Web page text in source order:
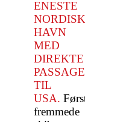
ENESTE
NORDISKE
HAVN
MED
DIREKTE
PASSAGERFART
TIL
USA. Først
fremmede